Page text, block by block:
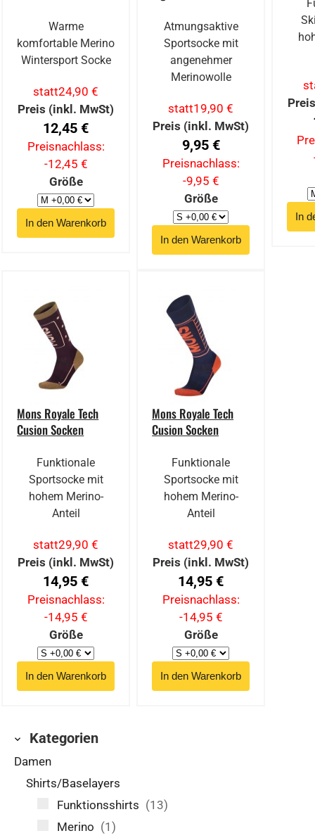
Warme
komfortable Merino
Wintersport Socke
statt24,90 €
Preis (inkl. MwSt)
12,45 €
Preisnachlass:
-12,45 €
Größe
Atmungsaktive
Sportsocke mit
angenehmer
Merinowolle
statt19,90 €
Preis (inkl. MwSt)
9,95 €
Preisnachlass:
-9,95 €
Größe
Mons Royale Tech
Cusion Socken
Funktionale
Sportsocke mit
hohem Merino-
Anteil
statt29,90 €
Preis (inkl. MwSt)
14,95 €
Preisnachlass:
-14,95 €
Größe
Mons Royale Tech
Cusion Socken
Funktionale
Sportsocke mit
hohem Merino-
Anteil
statt29,90 €
Preis (inkl. MwSt)
14,95 €
Preisnachlass:
-14,95 €
Größe
Kategorien
Damen
Shirts/Baselayers
Funktionsshirts (13)
Merino (1)